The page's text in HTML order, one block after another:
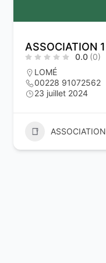
ASSOCIATION 1
0.0 (0)
LOMÉ
00228 91072562
23 juillet 2024
ASSOCIATION